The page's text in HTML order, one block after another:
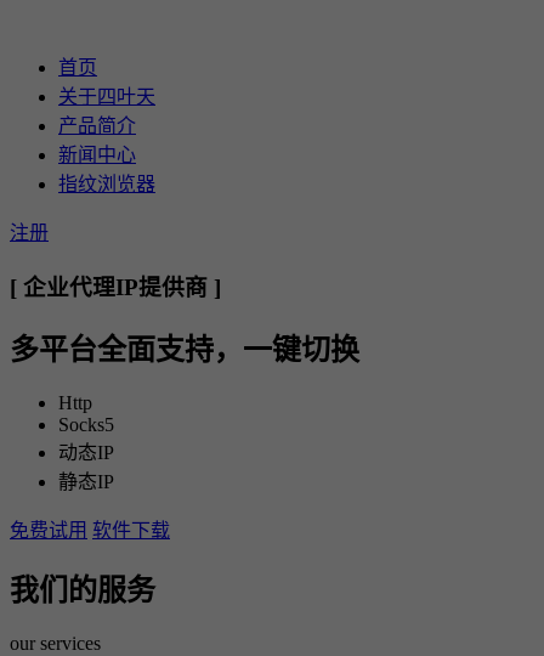
首页
关于四叶天
产品简介
新闻中心
指纹浏览器
注册
[ 企业代理IP提供商 ]
多平台全面支持，一键切换
Http
Socks5
动态IP
静态IP
免费试用 软件下载
我们的服务
our services